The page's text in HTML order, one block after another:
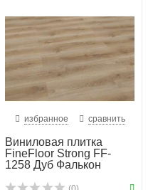
избранное сравнить
Виниловая плитка
FineFloor Strong FF-
1258 Дуб Фалькон